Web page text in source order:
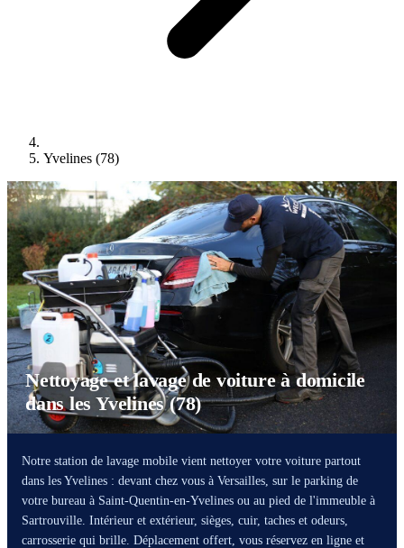
Yvelines (78)
Nettoyage et lavage de voiture à domicile
dans les Yvelines (78)
Notre station de lavage mobile vient nettoyer votre voiture partout
dans les Yvelines : devant chez vous à Versailles, sur le parking de
votre bureau à Saint-Quentin-en-Yvelines ou au pied de l'immeuble à
Sartrouville. Intérieur et extérieur, sièges, cuir, taches et odeurs,
carrosserie qui brille. Déplacement offert, vous réservez en ligne et